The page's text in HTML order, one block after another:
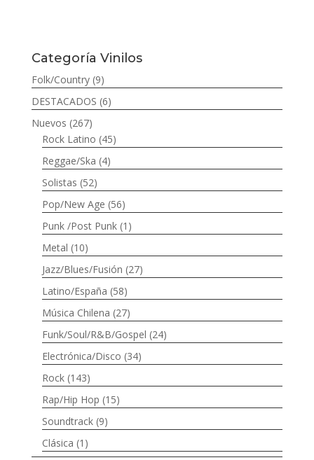
Categoría Vinilos
Folk/Country (9)
DESTACADOS (6)
Nuevos (267)
Rock Latino (45)
Reggae/Ska (4)
Solistas (52)
Pop/New Age (56)
Punk /Post Punk (1)
Metal (10)
Jazz/Blues/Fusión (27)
Latino/España (58)
Música Chilena (27)
Funk/Soul/R&B/Gospel (24)
Electrónica/Disco (34)
Rock (143)
Rap/Hip Hop (15)
Soundtrack (9)
Clásica (1)